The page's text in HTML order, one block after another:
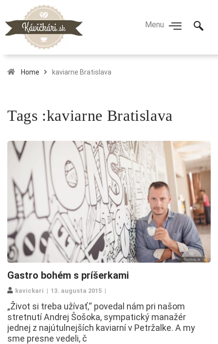
Home kaviarne Bratislava
Tags :kaviarne Bratislava
Gastro bohém s príšerkami
kavickari 13. augusta 2015
„Život si treba užívať,“ povedal nám pri našom
stretnutí Andrej Šošoka, sympatický manažér
jednej z najútulnejších kaviarní v Petržalke. A my
sme presne vedeli, č